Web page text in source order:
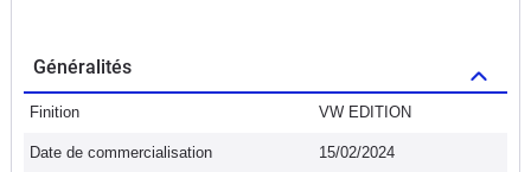
Généralités
Finition VW EDITION
Date de commercialisation 15/02/2024